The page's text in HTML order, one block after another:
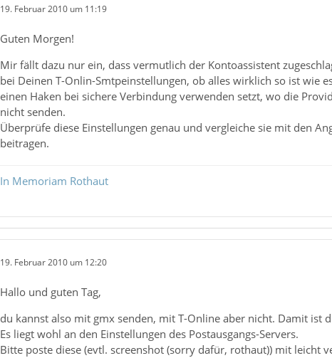
19. Februar 2010 um 11:19
Guten Morgen!
Mir fällt dazu nur ein, dass vermutlich der Kontoassistent
bei Deinen T-Onlin-Smtpeinstellungen, ob alles wirklich so ist wie
einen Haken bei sichere Verbindung verwenden setzt, wo die
nicht senden.
Überprüfe diese Einstellungen genau und vergleiche sie mit den
beitragen.
In Memoriam Rothaut
19. Februar 2010 um 12:20
Hallo und guten Tag,
du kannst also mit gmx senden, mit T-Online aber nicht. Damit ist
Es liegt wohl an den Einstellungen des Postausgangs-Servers.
Bitte poste diese (evtl. screenshot (sorry dafür, rothaut)) mit leicht